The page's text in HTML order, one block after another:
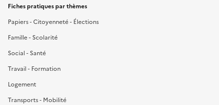
Fiches pratiques par thèmes
Papiers - Citoyenneté - Élections
Famille - Scolarité
Social - Santé
Travail - Formation
Logement
Transports - Mobilité